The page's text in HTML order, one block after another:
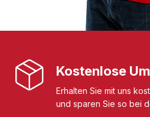
Kostenlose
Erhalten Sie mit uns
und sparen Sie so bei